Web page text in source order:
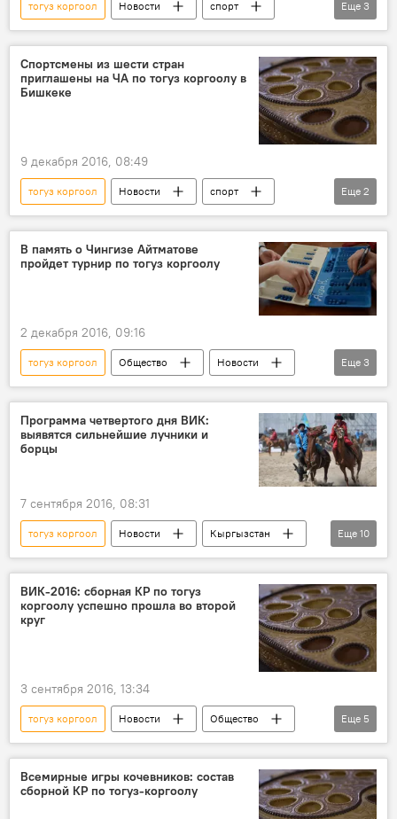
тогуз коргоол Новости
спорт
Кыргызстан
Бишкек чемпионат
Еще 3
Спортсмены из шести стран
приглашены на ЧА по тогуз коргоолу в
Бишкеке
9 декабря 2016, 08:49
тогуз коргоол Новости
спорт
Кыргызстан
Дирекция национальных видов спорта
Еще 2
В память о Чингизе Айтматове
пройдет турнир по тогуз коргоолу
2 декабря 2016, 09:16
тогуз коргоол Общество
Новости
спорт
Кыргызстан турнир
Еще 3
Программа четвертого дня ВИК:
выявятся сильнейшие лучники и
борцы
7 сентября 2016, 08:31
тогуз коргоол Новости
Кыргызстан
Общество
спорт
Всемирные игры кочевников
ордо
тайган
борьба алыш
Еще 10
ВИК-2016: сборная КР по тогуз
коргоолу успешно прошла во второй
круг
3 сентября 2016, 13:34
тогуз коргоол Новости
Общество
спорт
Кыргызстан
II Всемирные игры кочевников
Еще 5
Всемирные игры кочевников: состав
сборной КР по тогуз-коргоолу